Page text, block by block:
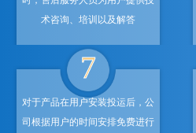
术咨询、培训以及解答
7
对于产品在用户安装投运后，公
司根据用户的时间安排免费进行